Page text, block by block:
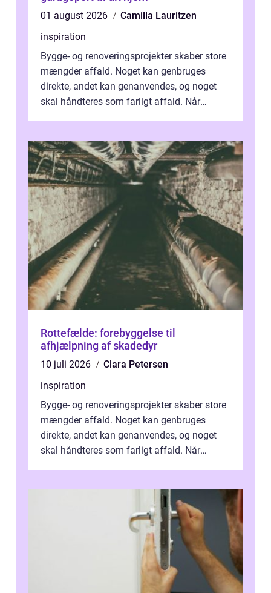
01 august 2026
Camilla Lauritzen
inspiration
Bygge- og renoveringsprojekter skaber store
mængder affald. Noget kan genbruges
direkte, andet kan genanvendes, og noget
skal håndteres som farligt affald. Når
Rottefælde: forebyggelse til
afhjælpning af skadedyr
10 juli 2026
Clara Petersen
inspiration
Bygge- og renoveringsprojekter skaber store
mængder affald. Noget kan genbruges
direkte, andet kan genanvendes, og noget
skal håndteres som farligt affald. Når